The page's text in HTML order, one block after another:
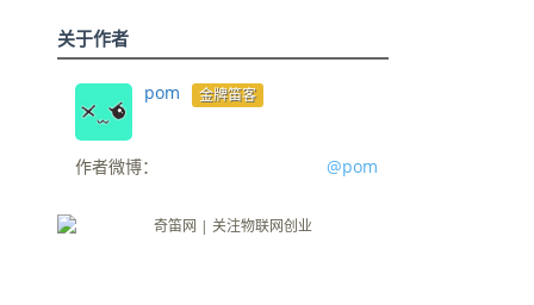
关于作者
pom 金牌笛客
作者微博： @pom